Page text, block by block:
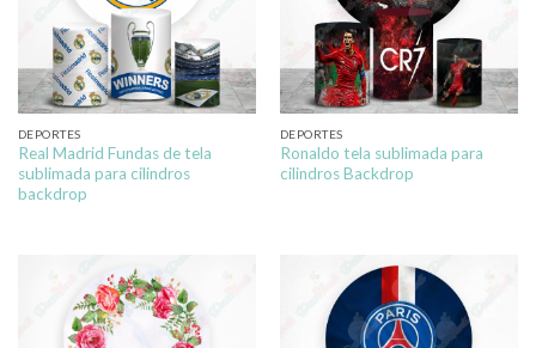
DEPORTES
Real Madrid Fundas de tela
sublimada para cilindros
backdrop
DEPORTES
Ronaldo tela sublimada para
cilindros Backdrop